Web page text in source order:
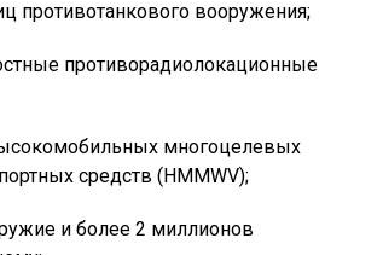
противотанкового вооружения;
противорадиолокационные
многоцелевых
средств (HMMWV);
и более 2 миллионов